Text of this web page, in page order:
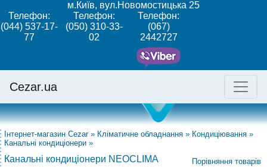
м.Київ, вул.Новомостицька 25
Телефон:
(044) 537-17-
77
Телефон:
(050) 310-33-
02
Телефон:
(067)
2442727
Cezar.ua
Інтернет-магазин Cezar » Кліматичне обладнання » Кондиціювання »
Канальні кондиціонери »
Канальні кондиціонери NEOCLIMA Порівняння товарів